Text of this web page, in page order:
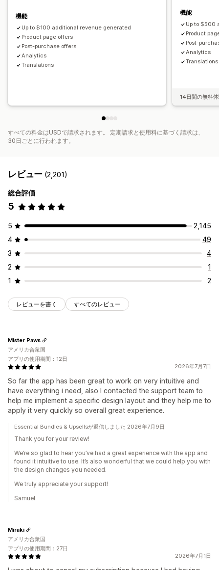
自動ディスカウント
機能
Up to $100 additional revenue generated
Product page offers
Post-purchase offers
Analytics​
Translations
機能
Up to $500
Product
Post-
Analytics​
Translations
14日間の無料
すべての料金はUSDで請求されます。 定期請求と使用料に基づく請求は、
30日ごとに行われます。
レビュー (2,201)
総合評価
5
5
2,145
4
49
3
4
2
1
1
2
レビューを書く すべてのレビュー
2026年7月7日
So far the app has been great to work on very intuitive and
have everything i need, also I contacted the support team to
help me implement a specific design layout and they help me to
apply it very quickly so overall great experience.
Mister Paws
アメリカ合衆国
アプリの使用期間：12日
Essential Bundles & Upsellsが返信しました 2026年7月9日
Thank you for your review!
We’re so glad to hear you’ve had a great experience with the app and
found it intuitive to use. It’s also wonderful that we could help you with
the design changes you needed.
We truly appreciate your support!
Samuel
2026年7月1日
Miraki
アメリカ合衆国
アプリの使用期間：27日